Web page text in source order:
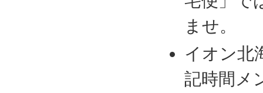
ませ。
イオン北
記時間メ